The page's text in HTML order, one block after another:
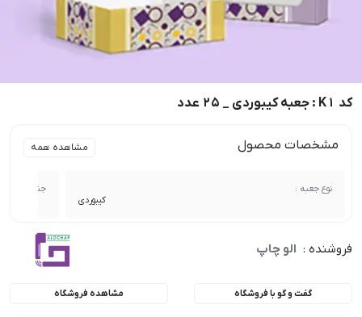
کد K1 : جعبه کیبوردی _ 25 عدد
مشخصات محصول مشاهده همه
نوع جعبه :
کیبوردی
جنس :
فروشنده : الو چاپ
گفت و گو با فروشگاه مشاهده فروشگاه